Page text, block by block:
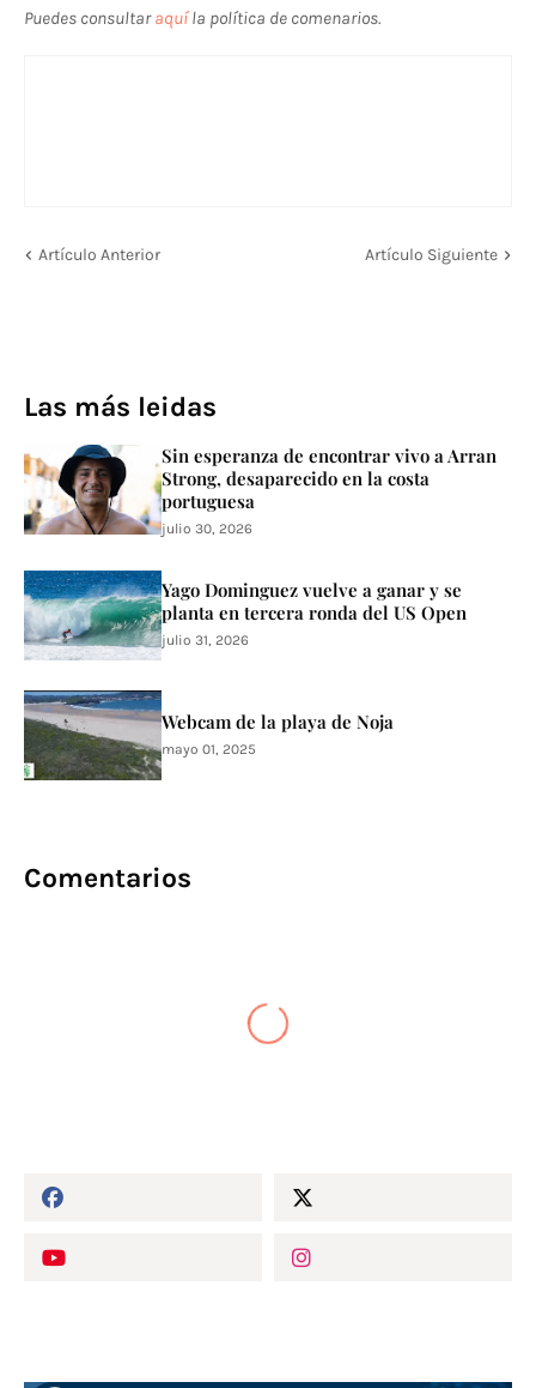
Puedes consultaraquíla política de comenarios.
Artículo Anterior Artículo Siguiente
Las más leidas
Sin esperanza de encontrar vivo a Arran
Strong, desaparecido en la costa
portuguesa
julio 30, 2026
Yago Dominguez vuelve a ganar y se
planta en tercera ronda del US Open
julio 31, 2026
Webcam de la playa de Noja
mayo 01, 2025
Comentarios